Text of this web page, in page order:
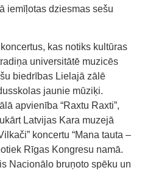
iemīļotas dziesmas sešu
kas notiks kultūras
universitātē muzicēs
biedrības Lielajā zālē
jaunie mūziķi.
apvienība “Raxtu Raxti”,
Latvijas Kara muzejā
koncertu “Mana tauta –
Rīgas Kongresu namā.
Nacionālo bruņoto spēku un